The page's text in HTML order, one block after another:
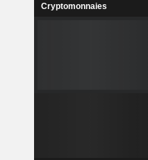
Cryptomonnaies